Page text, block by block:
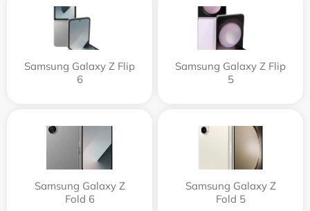
Samsung Galaxy Z Flip
6
Samsung Galaxy Z Flip
5
Samsung Galaxy Z
Fold 6
Samsung Galaxy Z
Fold 5